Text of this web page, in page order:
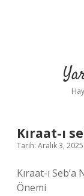
Kıraat-ı
Tarih: Aralık 3, 2025
Kıraat-ı
Önemi